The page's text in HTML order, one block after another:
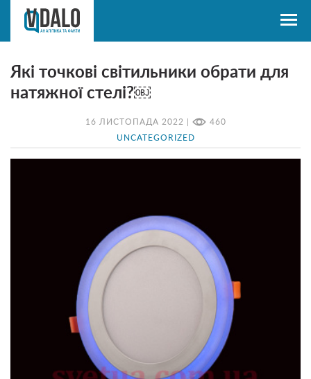
16 ЛИСТОПАДА 2022 | 460
UNCATEGORIZED
Які точкові світильники обрати для
натяжної стелі?￼